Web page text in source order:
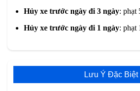
Hủy xe trước ngày đi 3 ngày: phạt
Hủy xe trước ngày đi 1 ngày: phạt
Lưu Ý Đặc Biệt